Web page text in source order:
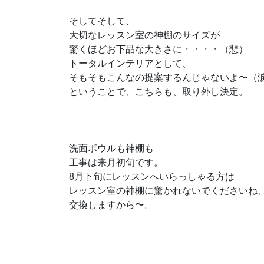
そしてそして、
大切なレッスン室の神棚のサイズが
驚くほどお下品な大きさに・・・・（悲）
トータルインテリアとして、
そもそもこんなの提案するんじゃないよ〜（
ということで、こちらも、取り外し決定。
洗面ボウルも神棚も
工事は来月初旬です。
8月下旬にレッスンへいらっしゃる方は
レッスン室の神棚に驚かれないでくださいね
交換しますから〜。